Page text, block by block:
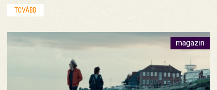
TOVÁBB
magazin